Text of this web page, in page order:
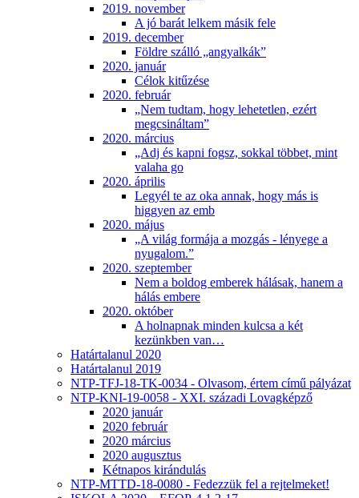
2019. november
A jó barát lelkem másik fele
2019. december
Földre szálló „angyalkák”
2020. január
Célok kitűzése
2020. február
„Nem tudtam, hogy lehetetlen, ezért
megcsináltam”
2020. március
„Adj és kapni fogsz, sokkal többet, mint
valaha go
2020. április
Legyél te az oka annak, hogy más is
higgyen az emb
2020. május
„A világ formája a mozgás - lényege a
nyugalom.”
2020. szeptember
Nem a boldog emberek hálásak, hanem a
hálás embere
2020. október
A holnapnak minden kulcsa a két
kezünkben van…
Határtalanul 2020
Határtalanul 2019
NTP-TFJ-18-TK-0034 - Olvasom, értem című pályázat
NTP-KNI-19-0058 - XXI. századi Lovagképző
2020 január
2020 február
2020 március
2020 augusztus
Kétnapos kirándulás
NTP-MTTD-18-0080 - Fedezzük fel a rejtelmeket!